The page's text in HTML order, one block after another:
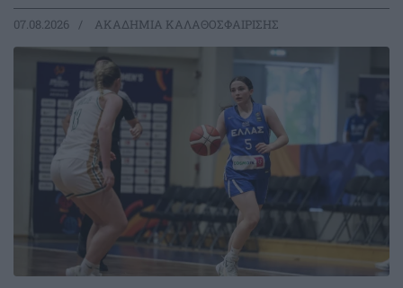
07.08.2026 ΑΚΑΔΗΜΙΑ ΚΑΛΑΘΟΣΦΑΙΡΙΣΗΣ